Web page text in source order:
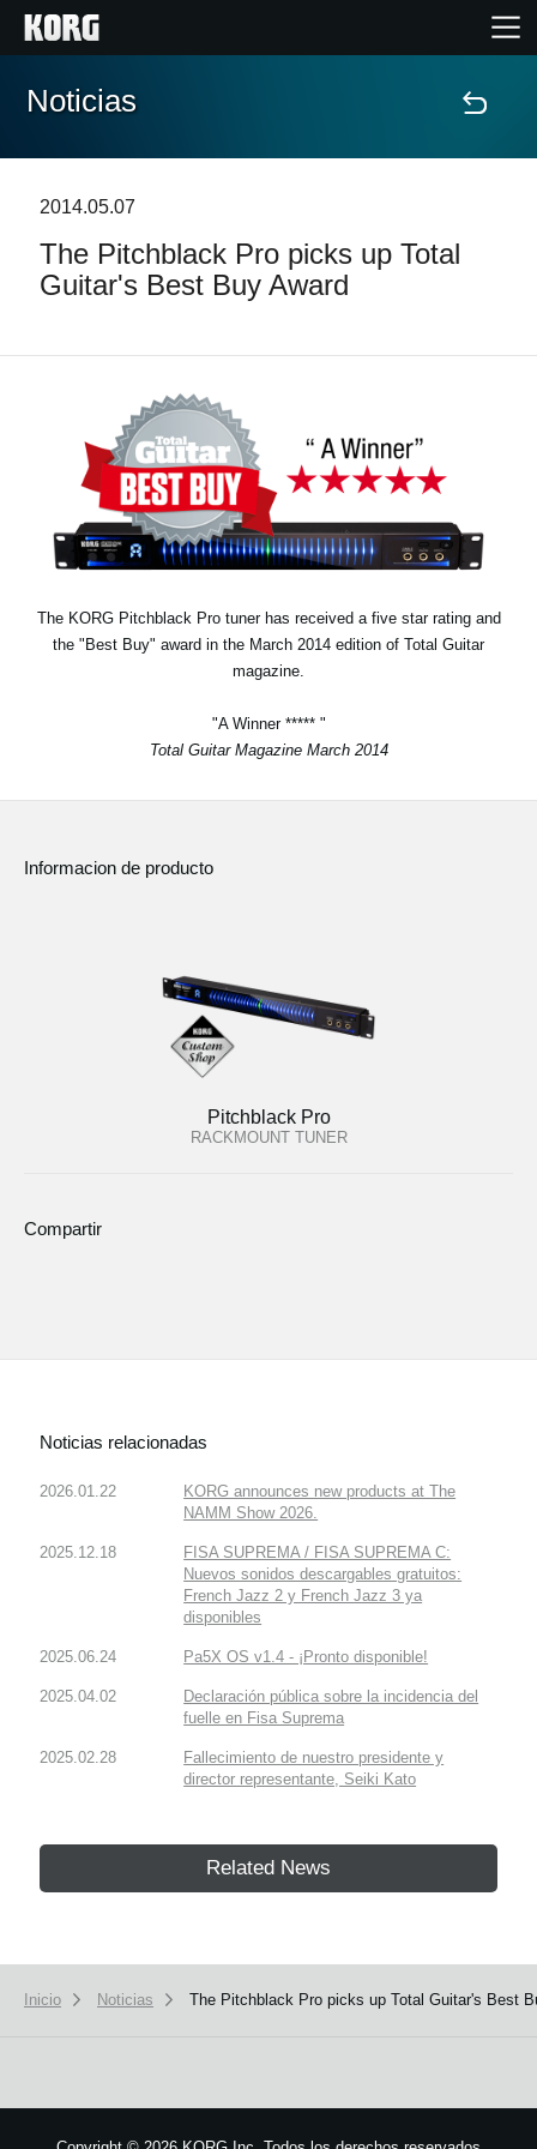
Inicio
Características
Localizador de Tiendas
Noticias
Redes Sociales
Acerca de KORG
Noticias
2014.05.07
The Pitchblack Pro picks up Total
Guitar's Best Buy Award
The KORG Pitchblack Pro tuner has received a five star rating and
the "Best Buy" award in the March 2014 edition of Total Guitar
magazine.
"A Winner ***** "
Total Guitar Magazine March 2014
Informacion de producto
Pitchblack Pro
RACKMOUNT TUNER
Compartir
Noticias relacionadas
2026.01.22
KORG announces new products at The
NAMM Show 2026.
2025.12.18
FISA SUPREMA / FISA SUPREMA C:
Nuevos sonidos descargables gratuitos:
French Jazz 2 y French Jazz 3 ya
disponibles
2025.06.24 Pa5X OS v1.4 - ¡Pronto disponible!
2025.04.02
Declaración pública sobre la incidencia del
fuelle en Fisa Suprema
2025.02.28
Fallecimiento de nuestro presidente y
director representante, Seiki Kato
Related News
Inicio Noticias The Pitchblack Pro picks up Total Guitar's Best